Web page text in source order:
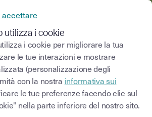
CUSTOMER STORIES
accettare
utilizza i cookie
i cookie per migliorare la tua
le tue interazioni e mostrare
(personalizzazione degli
con la nostra informativa sui
le tue preferenze facendo clic sul
nella parte inferiore del nostro sito.